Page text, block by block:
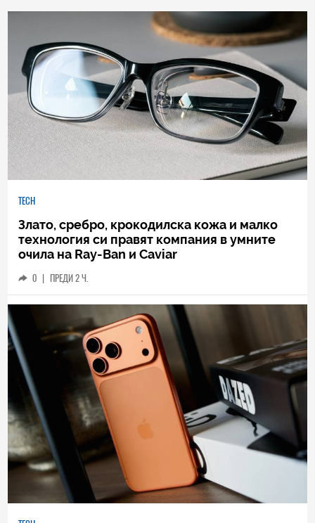
TECH
Злато, сребро, крокодилска кожа и малко
технология си правят компания в умните
очила на Ray-Ban и Caviar
0 | ПРЕДИ 2 Ч.